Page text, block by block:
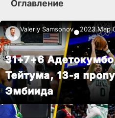
Оглавление
Valeriy Samsonov●2023 Мар
31+7+6
Тейтума, 13-я
Эмбиида